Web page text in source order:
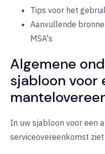
Tips voor het
Aanvullende
MSA's
Algemene
sjabloon voor
In uw sjabloon voor een
serviceovereenkomst